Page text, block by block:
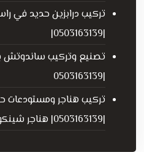
تركيب درابزين حديد في
|0503163139|
تصنيع وتركيب ساندوتش
|0503163139
تركيب هناجر ومستودعات
|0503163139| هناجر شينكو